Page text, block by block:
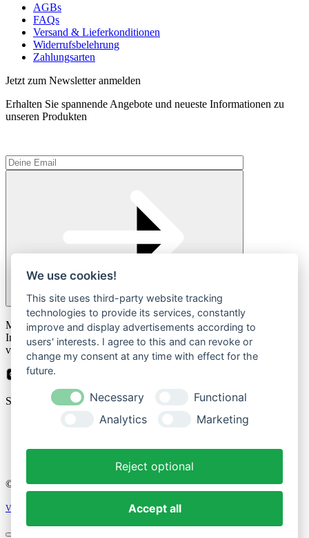
AGBs
FAQs
Versand & Lieferkonditionen
Widerrufsbelehrung
Zahlungsarten
Jetzt zum Newsletter anmelden
Erhalten Sie spannende Angebote und neueste Informationen zu
unseren Produkten
Please
leave
this
field
empty.
Mit der Anmeldung zum Newsletter stimmen Sie zu, dass wir Ihre
Informationen im Rahmen unsererDatenschutzbestimmungen
verarbeiten.
Sicher bezahlen mit
Impressum
Datenschutzerklärung
© 2026 Cozique
Vertrag widerrufen
We use cookies!
This site uses third-party website tracking
technologies to provide its services, constantly
improve and display advertisements according to
users' interests. I agree to this and can revoke or
change my consent at any time with effect for the
future.
Necessary
Functional
Analytics
Marketing
Reject optional
Accept all